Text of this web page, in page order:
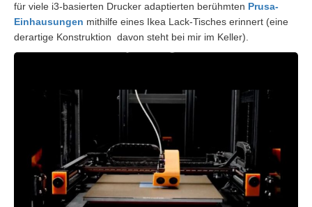
für viele i3-basierten Drucker adaptierten berühmten Prusa-
Einhausungen mithilfe eines Ikea Lack-Tisches erinnert (eine
derartige Konstruktion davon steht bei mir im Keller).